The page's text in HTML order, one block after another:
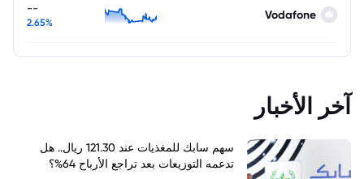
Vodafone
--
2.65%
آخر الأخبار
سهم سابك للمغذيات عند 121.30 ريال.. هل
تدعمه التوزيعات بعد تراجع الأرباح 64%؟